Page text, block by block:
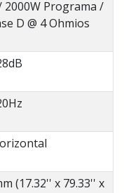
2000W Programa /
D @ 4 Ohmios
(17.32'' x 79.33'' x